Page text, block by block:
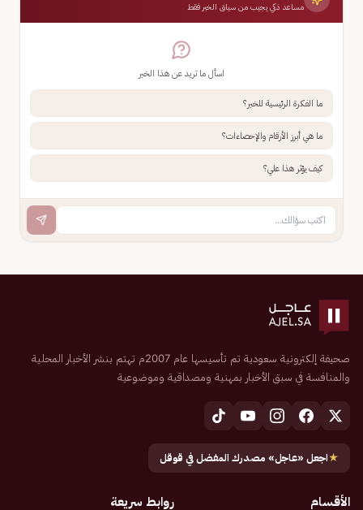
مساعد ذكي يجيب من سياق الخبر فقط
اسأل ما تريد عن هذا الخبر
ما الفكرة الرئيسية للخبر؟
ما هي أبرز الأرقام والإحصاءات؟
كيف يؤثر هذا علي؟
صحيفة إلكترونية سعودية تم تأسيسها عام 2007م تهتم بنشر الأخبار المحلية
والمنافسة في سبق الأخبار بمهنية ومصداقية وموضوعية
★اجعل «عاجل» مصدرك المفضل في قوقل
الأقسام روابط سريعة